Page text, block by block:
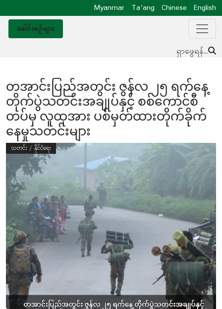
Myanmar Ta'ang Chinese
English
ခေါင်းစဥ်များ
ရှာဖွေရန်...
တအာင်းပြည်အတွင်း ဇွန်လ ၂၅ ရက်နေ့
တိုက်ပွဲသတင်းအချုပ်နှင့် စစ်ကောင်စီ
တပ်မှ လူထုအား ပစ်မှတ်ထားတိုက်ခိုက်
နေမှုသတင်းများ
သတင်း / နိုင်ငံရေး